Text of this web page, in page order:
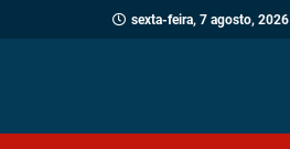
sexta-feira, 7 agosto, 2026